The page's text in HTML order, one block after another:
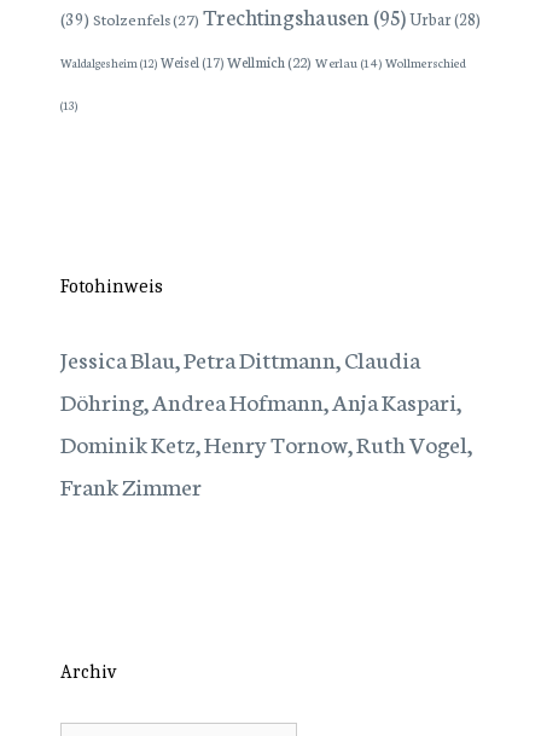
(39) Stolzenfels(27) Trechtingshausen(95)Urbar(28)
Waldalgesheim(12) Weisel(17)Wellmich (22) Werlau (14) Wollmerschied
(13)
Fotohinweis
Jessica Blau, Petra Dittmann, Claudia
Döhring, Andrea Hofmann, Anja Kaspari,
Dominik Ketz, Henry Tornow, Ruth Vogel,
Frank Zimmer
Archiv